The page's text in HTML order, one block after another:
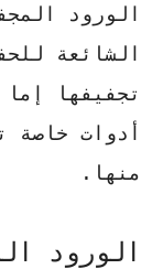
الورود
الشائعة
تجفيفها
أدوات خاصة
منها.
الورود